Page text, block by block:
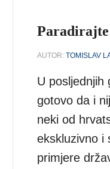
AUTOR:TOMISLAV
U posljednjih
gotovo da i
neki od
ekskluzivno i
primjere